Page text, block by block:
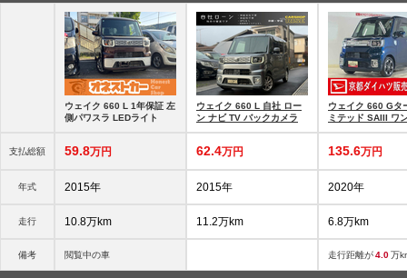
支払総額
年式
走行
備考
ウェイク 660 L 1年保証 左
側パワスラ LEDライト
59.8万円
2015年
10.8万km
閲覧中の車
ウェイク 660 L 自社 ロー
ン ナビ TV バックカメラ
62.4万円
2015年
11.2万km
ウェイク 660 Gタ
ミテッド SAIII ワ
135.6万円
2020年
6.8万km
走行距離が4.0万